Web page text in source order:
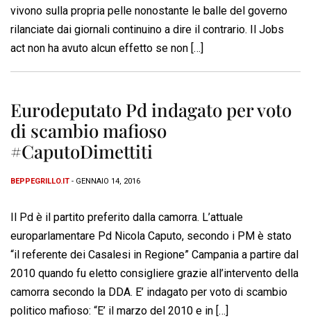
vivono sulla propria pelle nonostante le balle del governo
rilanciate dai giornali continuino a dire il contrario. Il Jobs
act non ha avuto alcun effetto se non […]
Eurodeputato Pd indagato per voto
di scambio mafioso
#CaputoDimettiti
BEPPEGRILLO.IT - GENNAIO 14, 2016
Il Pd è il partito preferito dalla camorra. L’attuale
europarlamentare Pd Nicola Caputo, secondo i PM è stato
“il referente dei Casalesi in Regione” Campania a partire dal
2010 quando fu eletto consigliere grazie all’intervento della
camorra secondo la DDA. E’ indagato per voto di scambio
politico mafioso: “E’ il marzo del 2010 e in […]